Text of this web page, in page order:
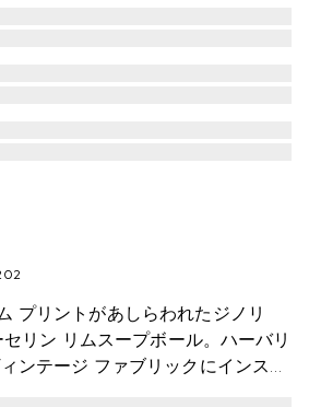
プリントがあしらわれたジノリ
リン リムスープボール。ハーバリ
ンテージ ファブリックにインスピ